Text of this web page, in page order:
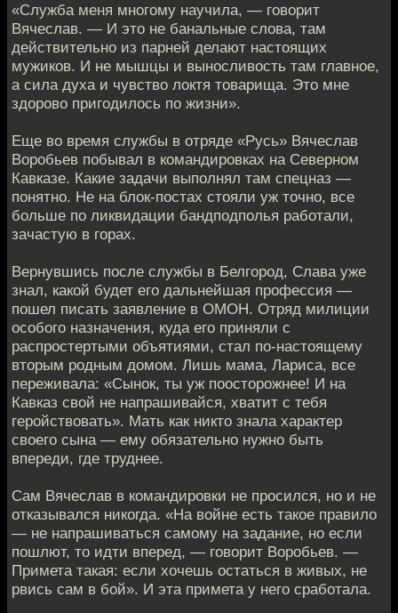
«Служба меня многому научила, — говорит
Вячеслав. — И это не банальные слова, там
действительно из парней делают настоящих
мужиков. И не мышцы и выносливость там главное,
а сила духа и чувство локтя товарища. Это мне
здорово пригодилось по жизни».
Еще во время службы в отряде «Русь» Вячеслав
Воробьев побывал в командировках на Северном
Кавказе. Какие задачи выполнял там спецназ —
понятно. Не на блок-постах стояли уж точно, все
больше по ликвидации бандподполья работали,
зачастую в горах.
Вернувшись после службы в Белгород, Слава уже
знал, какой будет его дальнейшая профессия —
пошел писать заявление в ОМОН. Отряд милиции
особого назначения, куда его приняли с
распростертыми объятиями, стал по-настоящему
вторым родным домом. Лишь мама, Лариса, все
переживала: «Сынок, ты уж поосторожнее! И на
Кавказ свой не напрашивайся, хватит с тебя
геройствовать». Мать как никто знала характер
своего сына — ему обязательно нужно быть
впереди, где труднее.
Сам Вячеслав в командировки не просился, но и не
отказывался никогда. «На войне есть такое правило
— не напрашиваться самому на задание, но если
пошлют, то идти вперед, — говорит Воробьев. —
Примета такая: если хочешь остаться в живых, не
рвись сам в бой». И эта примета у него сработала.